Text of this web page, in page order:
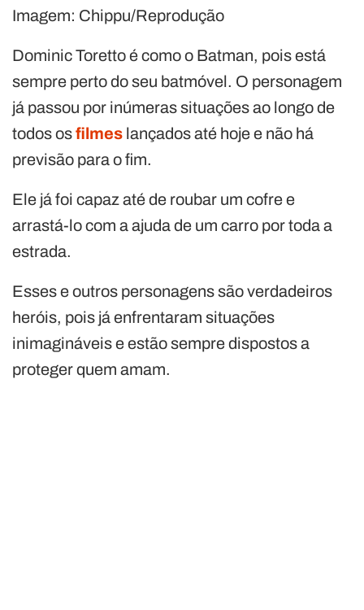
Imagem: Chippu/Reprodução
Dominic Toretto é como o Batman, pois está
sempre perto do seu batmóvel. O personagem
já passou por inúmeras situações ao longo de
todos osfilmes lançados até hoje e não há
previsão para o fim.
Ele já foi capaz até de roubar um cofre e
arrastá-lo com a ajuda de um carro por toda a
estrada.
Esses e outros personagens são verdadeiros
heróis, pois já enfrentaram situações
inimagináveis e estão sempre dispostos a
proteger quem amam.